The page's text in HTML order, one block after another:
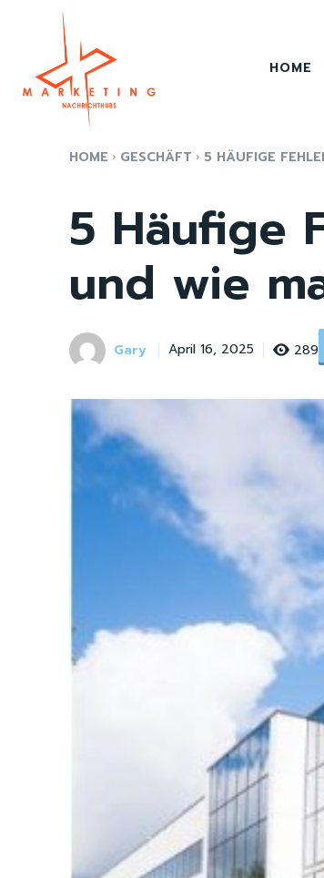
HOME
HOME GESCHÄFT 5 HÄUFIGE
5 Häufige
und wie
Gary April 16, 2025 289